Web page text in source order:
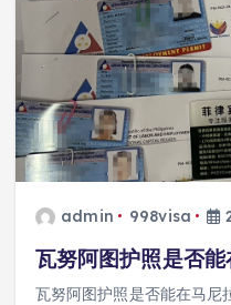
admin 998visa
瓦努阿图护照是否
瓦努阿图护照是否能在马尼